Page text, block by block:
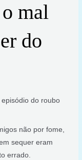
mal
do
do roubo
não por fome,
sequer eram
errado.